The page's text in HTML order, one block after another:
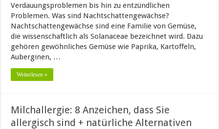
Verdauungsproblemen bis hin zu entzündlichen
Problemen. Was sind Nachtschattengewächse?
Nachtschattengewächse sind eine Familie von Gemüse,
die wissenschaftlich als Solanaceae bezeichnet wird. Dazu
gehören gewöhnliches Gemüse wie Paprika, Kartoffeln,
Auberginen, …
Weiterlesen »
Milchallergie: 8 Anzeichen, dass Sie
allergisch sind + natürliche Alternativen